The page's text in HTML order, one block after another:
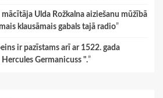
Ulda Rožkalna aiziešanu mūžībā
klausāmais gabals tajā radio”
ir pazīstams arī ar 1522. gada
Germanicuss ".”